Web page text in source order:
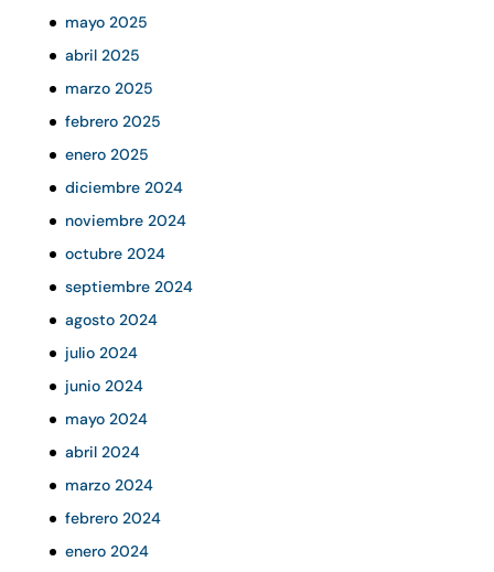
mayo 2025
abril 2025
marzo 2025
febrero 2025
enero 2025
diciembre 2024
noviembre 2024
octubre 2024
septiembre 2024
agosto 2024
julio 2024
junio 2024
mayo 2024
abril 2024
marzo 2024
febrero 2024
enero 2024